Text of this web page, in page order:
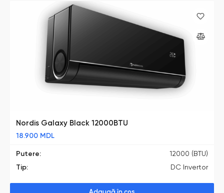
Nordis Galaxy Black 12000BTU
18.900 MDL
Putere:
12000 (BTU)
Tip: DC Invertor